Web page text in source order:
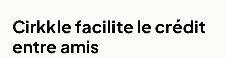
Cirkkle facilite le crédit
entre amis